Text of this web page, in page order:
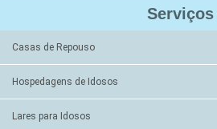
Serviços
Casas de Repouso
Hospedagens de Idosos
Lares para Idosos